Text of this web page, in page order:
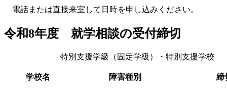
電話または直接来室して日時を申し込みください。
令和8年度 就学相談の受付締切
特別支援学級（固定学級）・特別支援学校
学校名 障害種別 締